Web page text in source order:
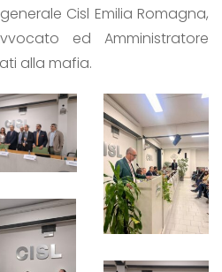
Cisl Emilia Romagna,
ed Amministratore
alla mafia.